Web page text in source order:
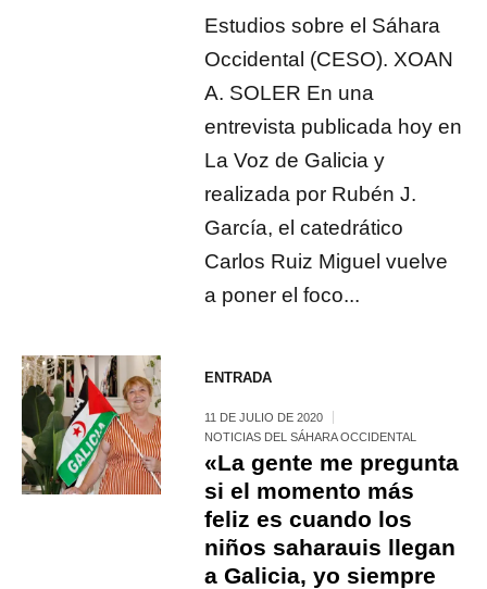
Estudios sobre el Sáhara
Occidental (CESO). XOAN
A. SOLER En una
entrevista publicada hoy en
La Voz de Galicia y
realizada por Rubén J.
García, el catedrático
Carlos Ruiz Miguel vuelve
a poner el foco...
ENTRADA
11 DE JULIO DE 2020
NOTICIAS DEL SÁHARA OCCIDENTAL
«La gente me pregunta
si el momento más
feliz es cuando los
niños saharauis llegan
a Galicia, yo siempre